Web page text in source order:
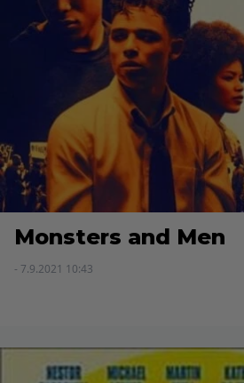
Monsters and Men
- 7.9.2021 10:43